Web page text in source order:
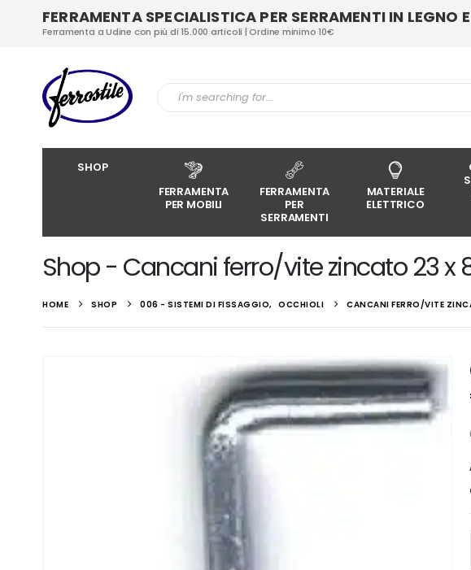
FERRAMENTA SPECIALISTICA PER SERRAMENTI IN LEGNO
Ferramenta a Udine con più di 15.000 articoli | Ordine minimo 10€
SHOP
FERRAMENTA
PER MOBILI
FERRAMENTA
PER
SERRAMENTI
MATERIALE
ELETTRICO
Shop - Cancani ferro/vite zincato 23 x
HOME SHOP 006 - SISTEMI DI FISSAGGIO, OCCHIOLI CANCANI FERRO/VITE